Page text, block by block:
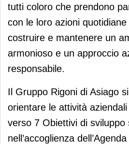
tutti coloro che prendono
con le loro azioni
costruire e mantenere un
armonioso e un approccio
responsabile.
Il Gruppo Rigoni di Asiago
orientare le attività
verso 7 Obiettivi di sviluppo
nell’accoglienza